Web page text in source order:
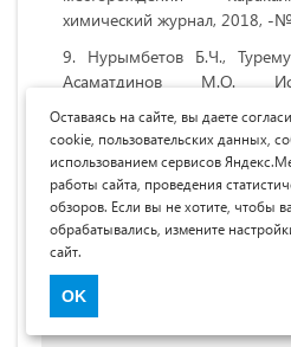
химический журнал, 2018, -
Нурымбетов Б.Ч.,
Асаматдинов М.О.
известково-белитовых
Вестник МГСУ,
Москва, 2016, №4, -С. 62-68.
Алексеев Б. В.Технология
Высш. школа, 1980.— 266 с.
Информация об авторах
Оставаясь на сайте, вы даете
cookie, пользовательских данных,
использованием сервисов
работы сайта, проведения
обзоров. Если вы не хотите, чтобы
обрабатывались, измените
сайт.
OK